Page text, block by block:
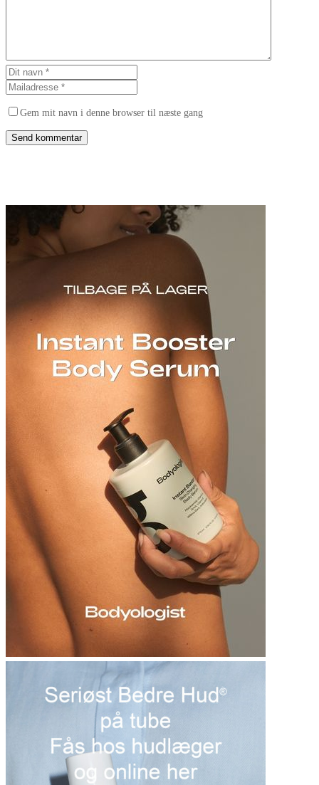
Gem mit navn i denne browser til næste gang